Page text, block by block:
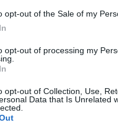
opt-out of the Sale of my
opt-out of processing my
opt-out of Collection, Use,
Data that Is Unrelated